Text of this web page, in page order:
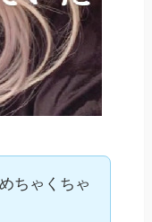
ちゃくちゃ